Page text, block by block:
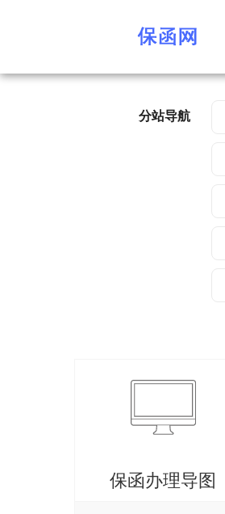
分站导航
保函办理导图